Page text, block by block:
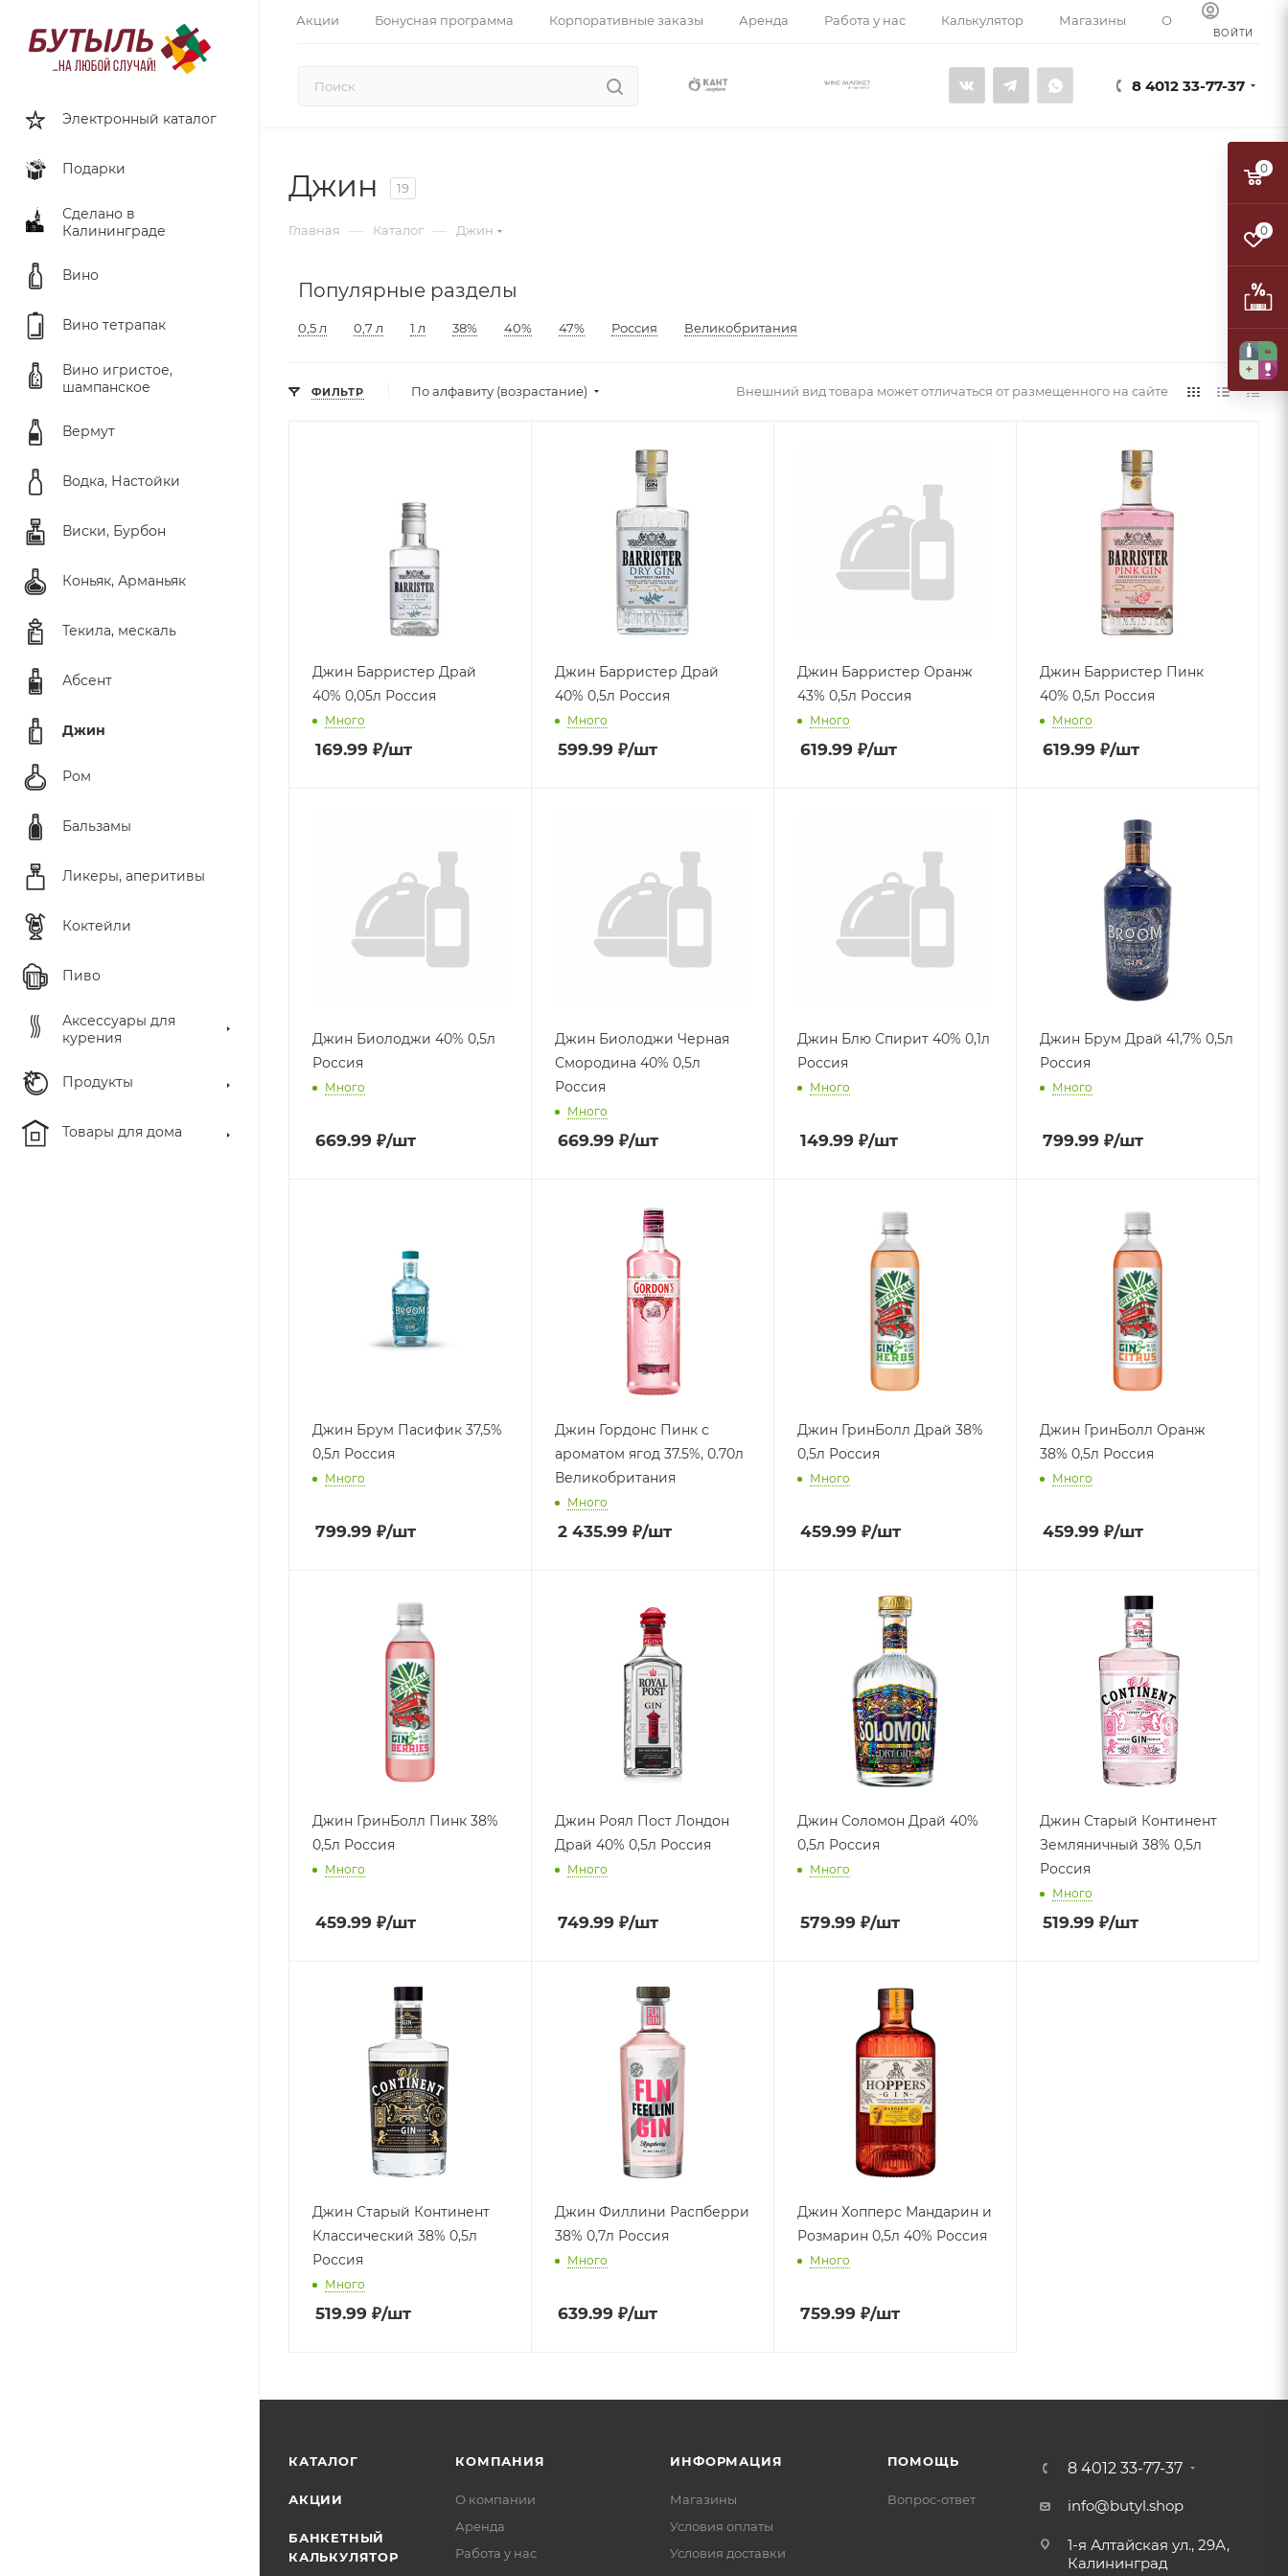
Акции Бонусная программа Корпоративные заказы Аренда Работа у нас Калькулятор Магазины О компании
ВОЙТИ
8 4012 33-77-37
Электронный каталог
Подарки
Сделано в
Калининграде
Вино
Вино тетрапак
Вино игристое,
шампанское
Вермут
Водка, Настойки
Виски, Бурбон
Коньяк, Арманьяк
Текила, мескаль
Абсент
Джин
Ром
Бальзамы
Ликеры, аперитивы
Коктейли
Пиво
Аксессуары для
курения
Продукты
Товары для дома
Джин 19
Главная — Каталог — Джин
Популярные разделы
0,5 л 0,7 л 1 л 38% 40% 47% Россия Великобритания
ФИЛЬТР По алфавиту (возрастание) Внешний вид товара может отличаться от размещенного на сайте
Джин Барристер Драй
40% 0,05л Россия
Много
169.99 ₽/шт
Джин Барристер Драй
40% 0,5л Россия
Много
599.99 ₽/шт
Джин Барристер Оранж
43% 0,5л Россия
Много
619.99 ₽/шт
Джин Барристер Пинк
40% 0,5л Россия
Много
619.99 ₽/шт
Джин Биолоджи 40% 0,5л
Россия
Много
669.99 ₽/шт
Джин Биолоджи Черная
Смородина 40% 0,5л
Россия
Много
669.99 ₽/шт
Джин Блю Спирит 40% 0,1л
Россия
Много
149.99 ₽/шт
Джин Брум Драй 41,7% 0,5л
Россия
Много
799.99 ₽/шт
Джин Брум Пасифик 37,5%
0,5л Россия
Много
799.99 ₽/шт
Джин Гордонс Пинк с
ароматом ягод 37.5%, 0.70л
Великобритания
Много
2 435.99 ₽/шт
Джин ГринБолл Драй 38%
0,5л Россия
Много
459.99 ₽/шт
Джин ГринБолл Оранж
38% 0,5л Россия
Много
459.99 ₽/шт
Джин ГринБолл Пинк 38%
0,5л Россия
Много
459.99 ₽/шт
Джин Роял Пост Лондон
Драй 40% 0,5л Россия
Много
749.99 ₽/шт
Джин Соломон Драй 40%
0,5л Россия
Много
579.99 ₽/шт
Джин Старый Континент
Земляничный 38% 0,5л
Россия
Много
519.99 ₽/шт
Джин Старый Континент
Классический 38% 0,5л
Россия
Много
519.99 ₽/шт
Джин Филлини Распберри
38% 0,7л Россия
Много
639.99 ₽/шт
Джин Хопперс Мандарин и
Розмарин 0,5л 40% Россия
Много
759.99 ₽/шт
КАТАЛОГ
АКЦИИ
БАНКЕТНЫЙ
КАЛЬКУЛЯТОР
КОМПАНИЯ
О компании
Аренда
Работа у нас
ИНФОРМАЦИЯ
Магазины
Условия оплаты
Условия доставки
ПОМОЩЬ
Вопрос-ответ
8 4012 33-77-37
info@butyl.shop
1-я Алтайская ул., 29А,
Калининград
0
0